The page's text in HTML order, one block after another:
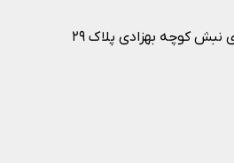
کوچه بهزادی پلاک ۲۹